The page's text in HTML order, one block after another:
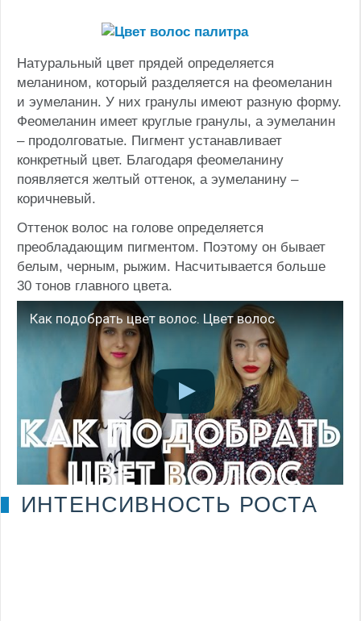
Натуральный цвет прядей определяется
меланином, который разделяется на феомеланин
и эумеланин. У них гранулы имеют разную форму.
Феомеланин имеет круглые гранулы, а эумеланин
– продолговатые. Пигмент устанавливает
конкретный цвет. Благодаря феомеланину
появляется желтый оттенок, а эумеланину –
коричневый.
Оттенок волос на голове определяется
преобладающим пигментом. Поэтому он бывает
белым, черным, рыжим. Насчитывается больше
30 тонов главного цвета.
Как подобрать цвет волос. Цвет волос
ИНТЕНСИВНОСТЬ РОСТА